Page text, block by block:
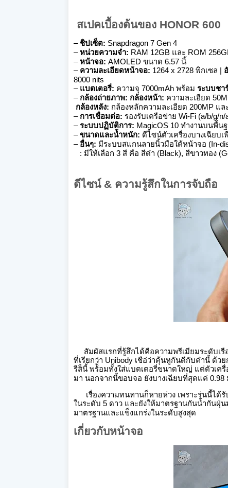
สเปคเบื้องต้นของ HONOR 600
– ชิปเซ็ต: Snapdragon 7 Gen 4
–หน่วยความจำ: RAM 12GB และ ROM
–หน้าจอ: AMOLED ขนาด 6.57 นิ้
– ความละเอียดหน้าจอ: 1264 x 2728 พิกเซล |
8000 nits
– แบตเตอรี่: ความจุ 7000mAh พร้อม ระบบชา
– กล้องถ่ายภาพ: กล้องหน้า: ความละเอียด
กล้องหลัง: กล้องหลักความละเอียด 200MP แล
– การเชื่อมต่อ: รองรับเครือข่าย Wi-Fi (a/b/g/
–ระบบปฏิบัติการ: MagicOS 10 ทำงานบนพื้น
–ขนาดและน้ำหนัก: ดีไซน์ตัวเครื่องบางเฉียบเ
– อื่นๆ: มีระบบสแกนลายนิ้วมือใต้หน้าจอ (In-
: มีให้เลือก 3 สี คือ สีดำ (Black), สีขาวทอง
ดีไซน์ & ความรู้สึกในการจับถือ
สัมผัสแรกที่รู้สึกได้คือความพรีเมียมระดับเรื
ที่เรียกว่า Unibody เชือ่ว่าคุ้นหูกันดีกับคำนี้ ด้ว
รีส็นี้ พร้ัอมทั้งใส่แบตเตอรี่ขนาดใหญ่ แต่ตัวเครื่
มา นอกจากนี้ขอบจอ ยังบางเฉียบที่สุดแค่ 0.98
เรื่องความทนทานก็หายห่วง เพราะรุ่นนี้ได้
ในระดับ 5 ดาว และยังให้มาตรฐานกันน้ำกันฝุ่น
มาตรฐานและแข็งแกร่งในระดับสูงสุด
เกี่ยวกับหน้าจอ